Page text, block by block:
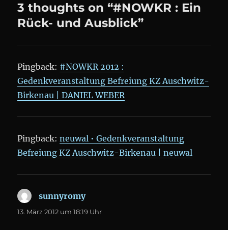
3 thoughts on “#NOWKR : Ein
Rück- und Ausblick”
Pingback: #NOWKR 2012 :
Gedenkveranstaltung Befreiung KZ Auschwitz-
Birkenau | DANIEL WEBER
Pingback:neuwal • Gedenkveranstaltung
Befreiung KZ Auschwitz-Birkenau | neuwal
sunnyromysagt:
13. März 2012 um 18:19 Uhr